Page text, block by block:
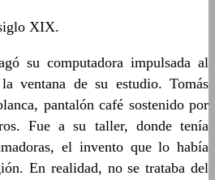
XIX.
su computadora impulsada al
ventana de su estudio. Tomás
pantalón café sostenido por
Fue a su taller, donde tenía
el invento que lo había
En realidad, no se trataba del